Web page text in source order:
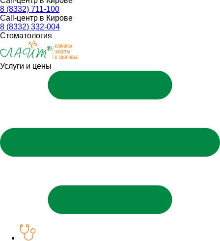
8 (8332) 711-100
Call-центр в Кирове
8 (8332) 332-004
Стоматология
Услуги и цены